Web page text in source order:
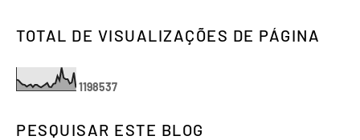
TOTAL DE VISUALIZAÇÕES DE PÁGINA
1198537
PESQUISAR ESTE BLOG